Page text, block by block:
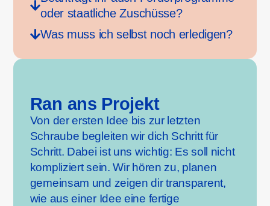
oder staatliche Zuschüsse?
Was muss ich selbst noch erledigen?
Ran ans Projekt
Von der ersten Idee bis zur letzten
Schraube begleiten wir dich Schritt für
Schritt. Dabei ist uns wichtig: Es soll nicht
kompliziert sein. Wir hören zu, planen
gemeinsam und zeigen dir transparent,
wie aus einer Idee eine fertige